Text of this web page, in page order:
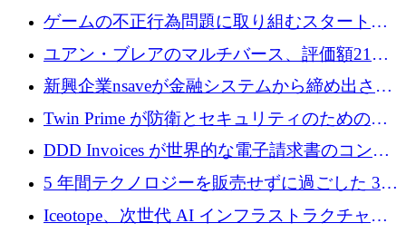
ネオバンク後の軸、ポーランドのソフトウェ
ア進化
ゲームの不正行為問題に取り組むスタートア
ップを紹介する
ユアン・ブレアのマルチバース、評価額21億
ドルで7,000万ドルを調達
新興企業nsaveが金融システムから締め出され
たシリア人に国際銀行アクセスをもたらす
Twin Prime が防衛とセキュリティのためのフ
ロンティア AI モデルを構築するために 1,000
万ドルのプレシードを獲得
DDD Invoices が世界的な電子請求書のコンプ
ライアンスを簡素化するために 131 万ユーロ
を調達
5 年間テクノロジーを販売せずに過ごした 3D
プリンティングのスタートアップを紹介しま
Iceotope、次世代 AI インフラストラクチャの